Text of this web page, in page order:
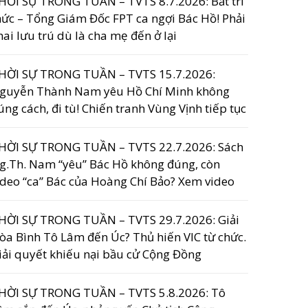
– Tổng Giám Đốc FPT ca ngợi Bác Hồ! Phải
lưu trú dù là cha mẹ đến ở lại
SỰ TRONG TUẦN – TVTS 15.7.2026:
Thành Nam yêu Hồ Chí Minh không
cách, đi tù! Chiến tranh Vùng Vịnh tiếp tục
SỰ TRONG TUẦN – TVTS 22.7.2026: Sách
Nam “yêu” Bác Hồ không đúng, còn
“ca” Bác của Hoàng Chí Bảo? Xem video
SỰ TRONG TUẦN – TVTS 29.7.2026: Giải
Bình Tô Lâm đến Úc? Thủ hiến VIC từ chức.
quyết khiếu nại bầu cử Cộng Đồng
SỰ TRONG TUẦN – TVTS 5.8.2026: Tô